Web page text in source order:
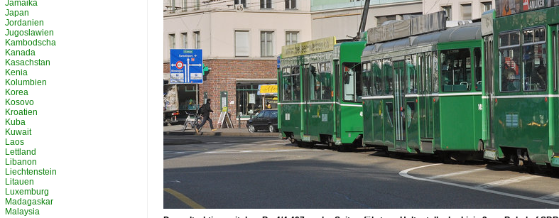
Jamaika
Japan
Jordanien
Jugoslawien
Kambodscha
Kanada
Kasachstan
Kenia
Kolumbien
Korea
Kosovo
Kroatien
Kuba
Kuwait
Laos
Lettland
Libanon
Liechtenstein
Litauen
Luxemburg
Madagaskar
Malaysia